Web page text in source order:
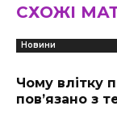
СХОЖІ
Новини
Чому влітку
пов’язано з